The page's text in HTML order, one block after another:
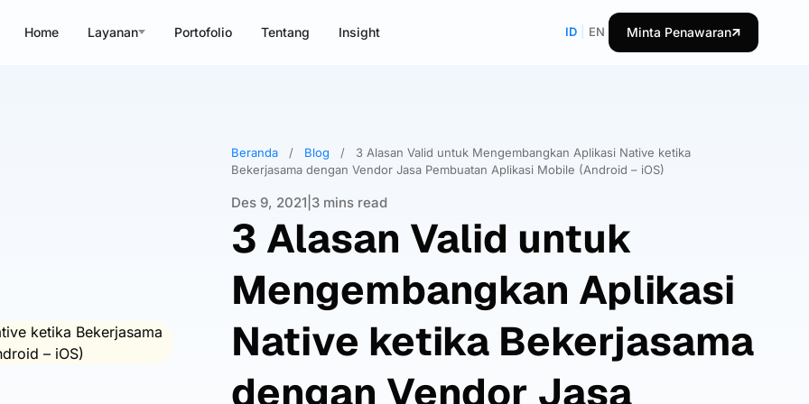
Home Layanan Portofolio Tentang Insight ID EN Minta Penawaran
Beranda / Blog /
3 Alasan Valid untuk Mengembangkan Aplikasi Native ketika
Bekerjasama dengan Vendor Jasa Pembuatan Aplikasi Mobile (Android – iOS)
Des 9, 2021 3 mins read
3 Alasan Valid untuk
Mengembangkan Aplikasi
Native ketika Bekerjasama
dengan Vendor Jasa